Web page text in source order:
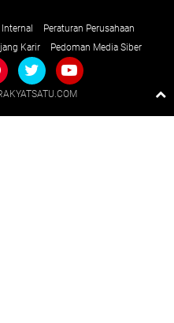
Peraturan Perusahaan
Karir Pedoman Media Siber
Raushan